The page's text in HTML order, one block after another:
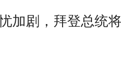
加剧，拜登总统